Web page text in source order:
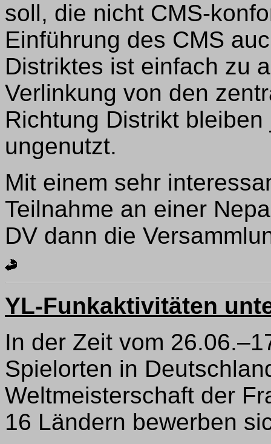
soll, die nicht CMS-
Einführung des CMS
Distriktes ist einfach zu
Verlinkung von den
Richtung Distrikt
ungenutzt.
Mit einem sehr
Teilnahme an einer
DV dann die
YL-Funkaktivitäten
In der Zeit vom
Spielorten in
Weltmeisterschaft der
16 Ländern bewerben